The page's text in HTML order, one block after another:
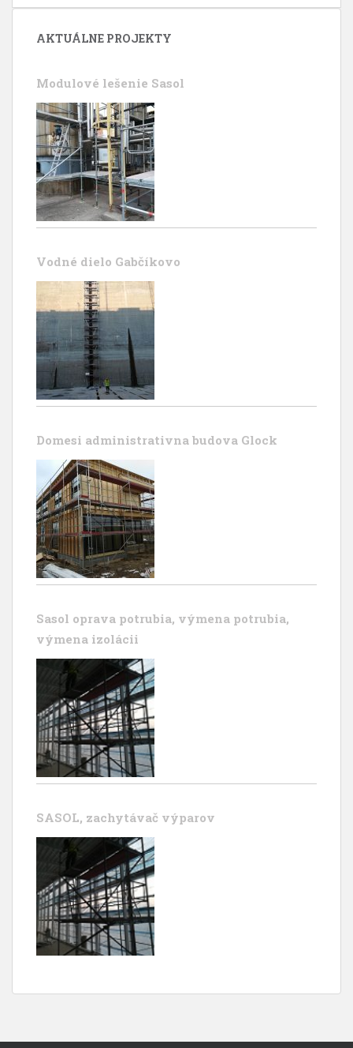
AKTUÁLNE PROJEKTY
Modulové lešenie Sasol
Vodné dielo Gabčíkovo
Domesi administrativna budova Glock
Sasol oprava potrubia, výmena potrubia,
výmena izolácii
SASOL, zachytávač výparov